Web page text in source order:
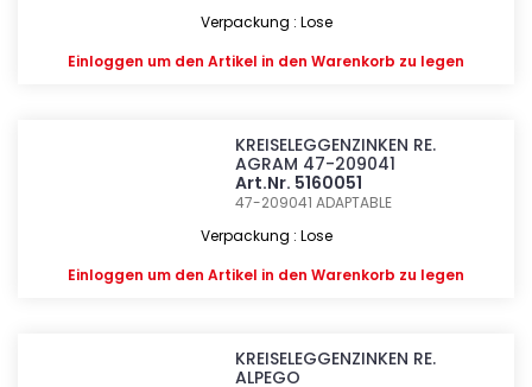
Verpackung : Lose
Einloggen um den Artikel in den Warenkorb zu legen
KREISELEGGENZINKEN RE.
AGRAM 47-209041
Art.Nr. 5160051
47-209041ADAPTABLE
Verpackung : Lose
Einloggen um den Artikel in den Warenkorb zu legen
KREISELEGGENZINKEN RE.
ALPEGO